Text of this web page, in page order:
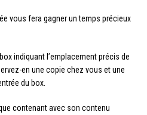
vous fera gagner un temps précieux
indiquant l’emplacement précis de
en une copie chez vous et une
du box.
contenant avec son contenu